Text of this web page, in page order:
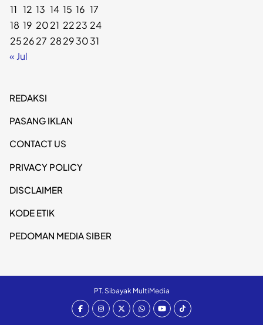
11 12 13 14 15 16 17
18 19 2021 2223 24
252627 28293031
« Jul
REDAKSI
PASANG IKLAN
CONTACT US
PRIVACY POLICY
DISCLAIMER
KODE ETIK
PEDOMAN MEDIA SIBER
PT. Sibayak MultiMedia